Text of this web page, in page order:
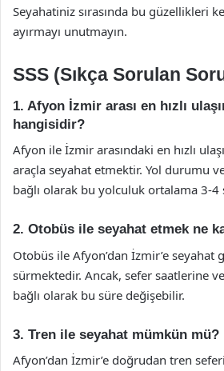
Seyahatiniz sırasında bu güzellikleri
ayırmayı unutmayın.
SSS (Sıkça Sorulan
1. Afyon İzmir arası en hızlı
hangisidir?
Afyon ile İzmir arasındaki en hızlı
araçla seyahat etmektir. Yol durumu
bağlı olarak bu yolculuk ortalama 3-4
2. Otobüs ile seyahat etmek ne
Otobüs ile Afyon’dan İzmir’e seyahat
sürmektedir. Ancak, sefer saatlerine
bağlı olarak bu süre değişebilir.
3. Tren ile seyahat mümkün mü?
Afyon’dan İzmir’e doğrudan tren